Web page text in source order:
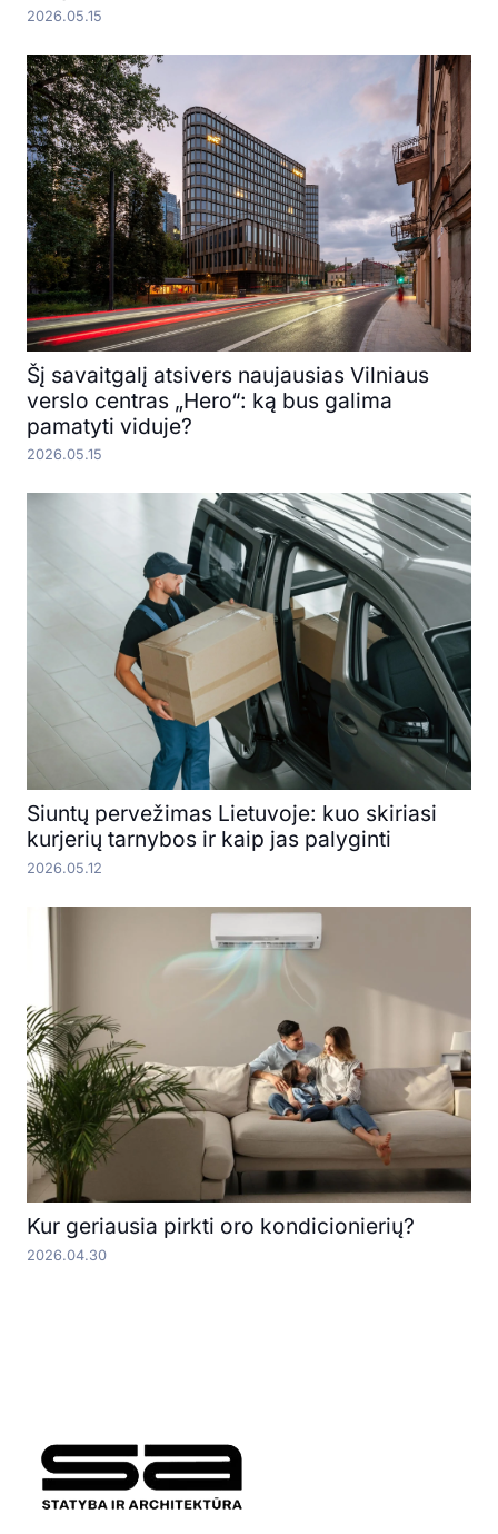
2026.05.15
Šį savaitgalį atsivers naujausias Vilniaus
verslo centras „Hero“: ką bus galima
pamatyti viduje?
2026.05.15
Siuntų pervežimas Lietuvoje: kuo skiriasi
kurjerių tarnybos ir kaip jas palyginti
2026.05.12
Kur geriausia pirkti oro kondicionierių?
2026.04.30